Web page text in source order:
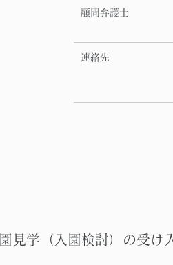
顧問弁護士
連絡先
園見学（入園検討）の受け